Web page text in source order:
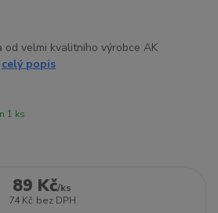
velmi kvalitního výrobce AK
celý popis
1 ks
89 Kč/ks
74 Kč bez DPH